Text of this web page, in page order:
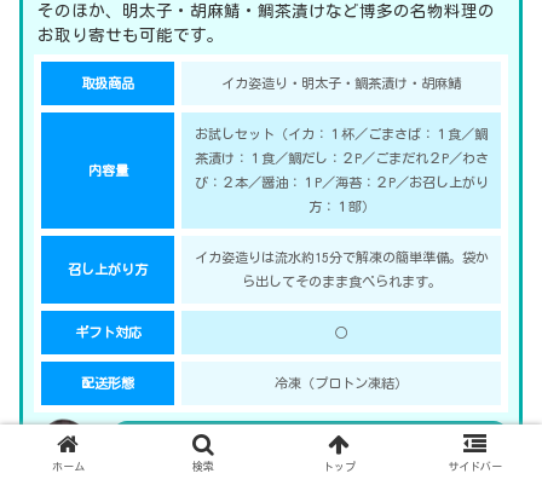
そのほか、明太子・胡麻鯖・鯛茶漬けなど博多の名物料理の
お取り寄せも可能です。
取扱商品 イカ姿造り・明太子・鯛茶漬け・胡麻鯖
内容量
お試しセット（イカ：１杯／ごまさば：１食／鯛
茶漬け：１食／鯛だし：２P／ごまだれ２P／わさ
び：２本／醤油：１P／海苔：２P／お召し上がり
方：１部）
召し上がり方
イカ姿造りは流水約15分で解凍の簡単準備。袋か
ら出してそのまま食べられます。
ギフト対応 ○
配送形態 冷凍（プロトン凍結）
白くてねっとりしたイカの刺身しか口にする事が
ホーム 検索 トップ サイドバー